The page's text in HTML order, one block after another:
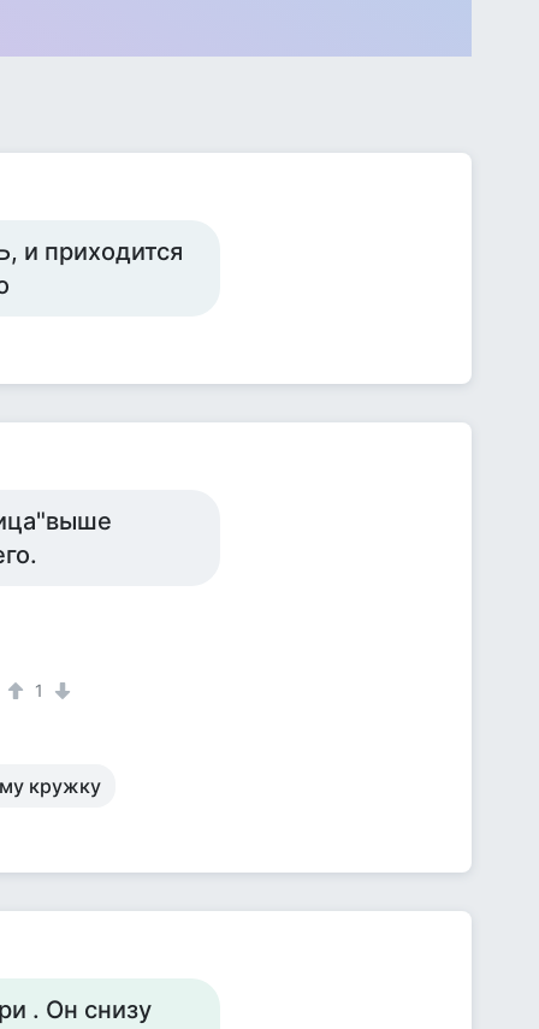
и приходится
1
кружку
. Он снизу